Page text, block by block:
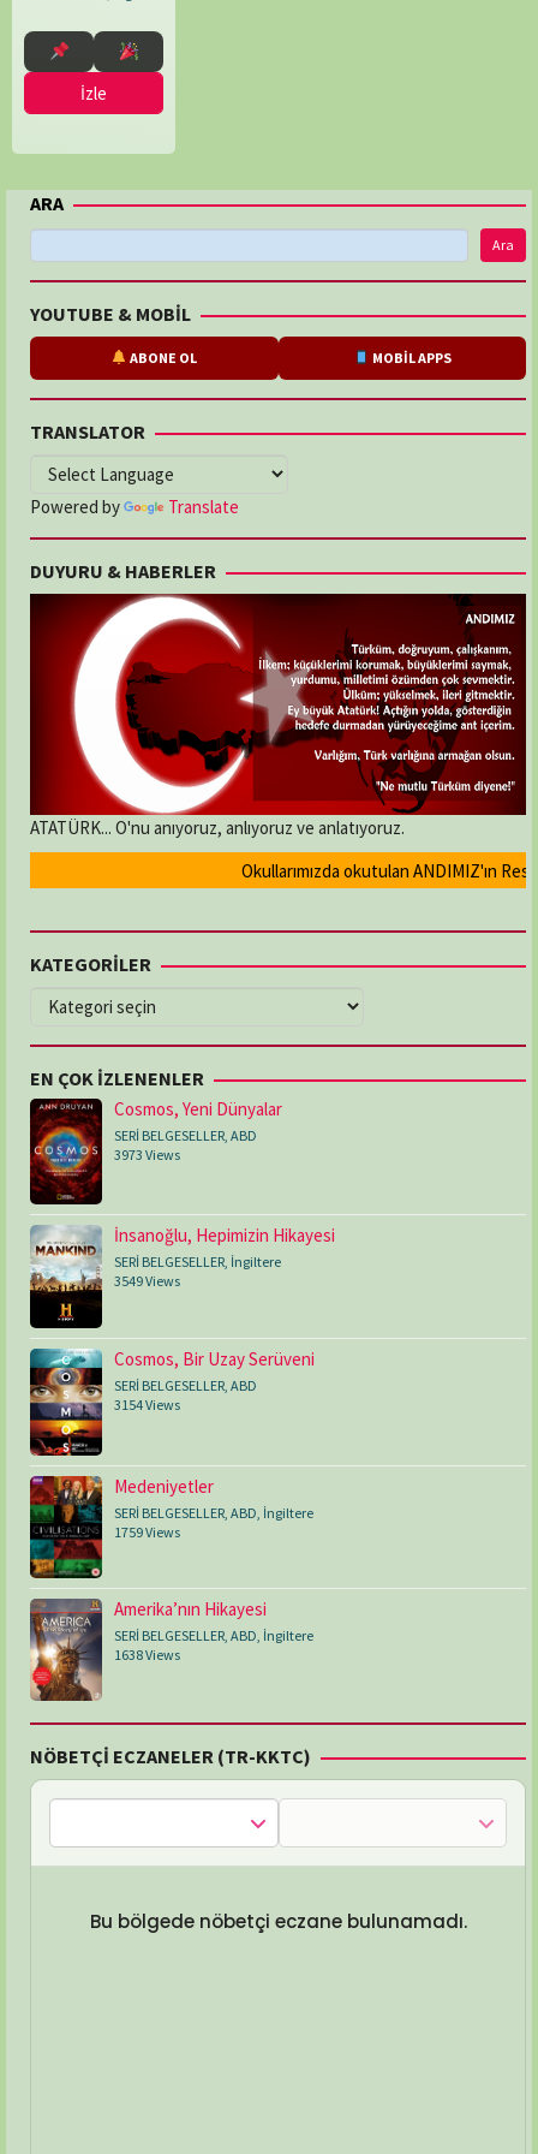
İzle
ARA
Ara
YOUTUBE & MOBİL
ABONE OL MOBİL APPS
TRANSLATOR
Powered by Translate
DUYURU & HABERLER
ATATÜRK... O'nu anıyoruz, anlıyoruz ve anlatıyoruz.
Okullarımızda okutulan ANDIMIZ'ın
KATEGORİLER
KATEGORİLER
EN ÇOK İZLENENLER
Cosmos, Yeni Dünyalar
SERİ BELGESELLER, ABD
3973 Views
İnsanoğlu, Hepimizin Hikayesi
SERİ BELGESELLER, İngiltere
3549 Views
Cosmos, Bir Uzay Serüveni
SERİ BELGESELLER ABD
3154 Views
Medeniyetler
SERİ BELGESELLER ABD İngiltere
1759 Views
Amerika’nın Hikayesi
SERİ BELGESELLER, ABD, İngiltere
1638 Views
NÖBETÇİ ECZANELER (TR-KKTC)
Bu bölgede nöbetçi eczane bulunamadı.